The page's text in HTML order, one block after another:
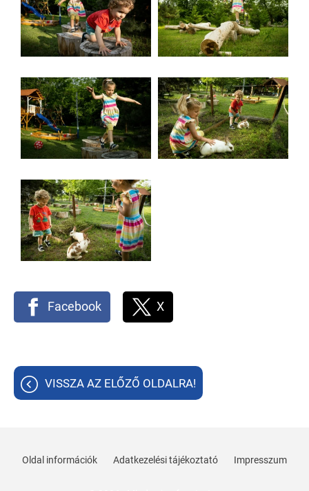
Facebook X
VISSZA AZ ELŐZŐ OLDALRA!
Oldal információk Adatkezelési tájékoztató Impresszum